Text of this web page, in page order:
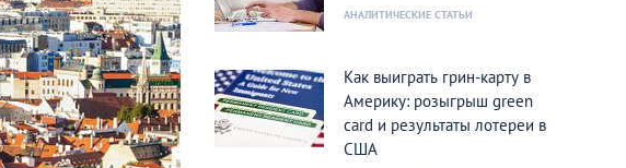
АНАЛИТИЧЕСКИЕ СТАТЬИ
Как выиграть грин-карту в
Америку: розыгрыш green
card и результаты лотереи в
США